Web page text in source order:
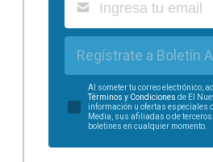
Regístrate a Boletín
Al someter tu correo electrónico,
Términos y Condiciones de El
información u ofertas especiales
Media, sus afiliadas o de
boletines en cualquier momento.